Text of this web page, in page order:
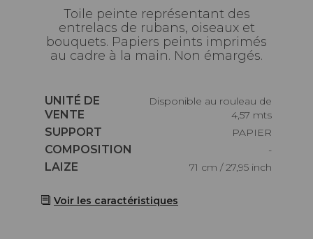
Toile peinte représentant des
entrelacs de rubans, oiseaux et
bouquets. Papiers peints imprimés
au cadre à la main. Non émargés.
Caractéristiques
UNITÉ DE
VENTE
Disponible au rouleau de
4,57 mts
Caractéristiques
SUPPORT
PAPIER
Caractéristiques
COMPOSITION
-
Caractéristiques
LAIZE 71 cm / 27,95 inch
Voir les caractéristiques